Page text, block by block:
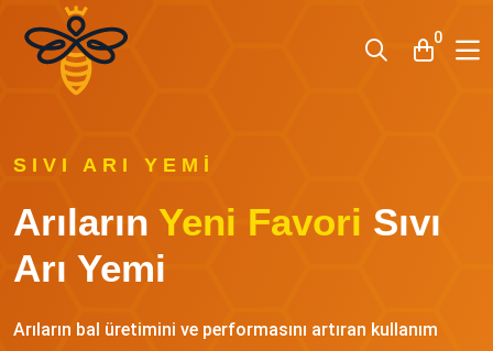
0
SIVI ARI YEMI
Arıların Yeni Favori Sıvı
Arı Yemi
Arıların bal üretimini ve performasını artıran kullanım